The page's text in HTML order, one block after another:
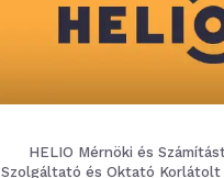
HELIO Mérnöki és
Szolgáltató és Oktató Korlátolt